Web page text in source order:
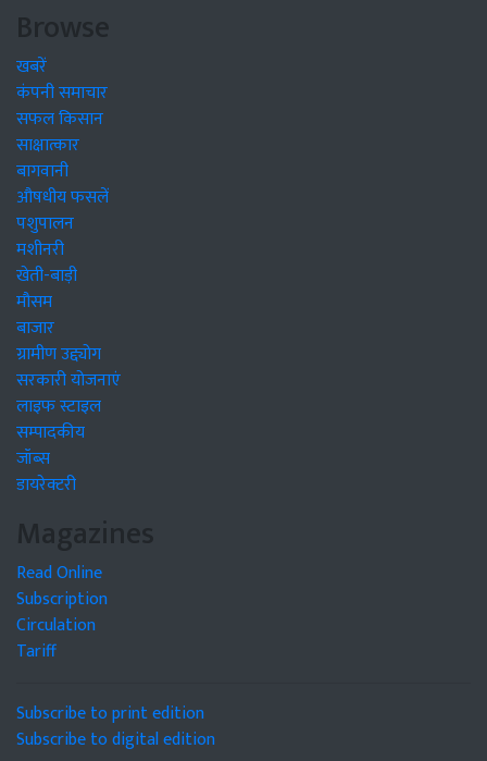
Browse
खबरें
कंपनी समाचार
सफल किसान
साक्षात्कार
बागवानी
औषधीय फसलें
पशुपालन
मशीनरी
खेती-बाड़ी
मौसम
बाजार
ग्रामीण उद्द्योग
सरकारी योजनाएं
लाइफ स्टाइल
सम्पादकीय
जॉब्स
डायरेक्टरी
Magazines
Read Online
Subscription
Circulation
Tariff
Subscribe to print edition
Subscribe to digital edition